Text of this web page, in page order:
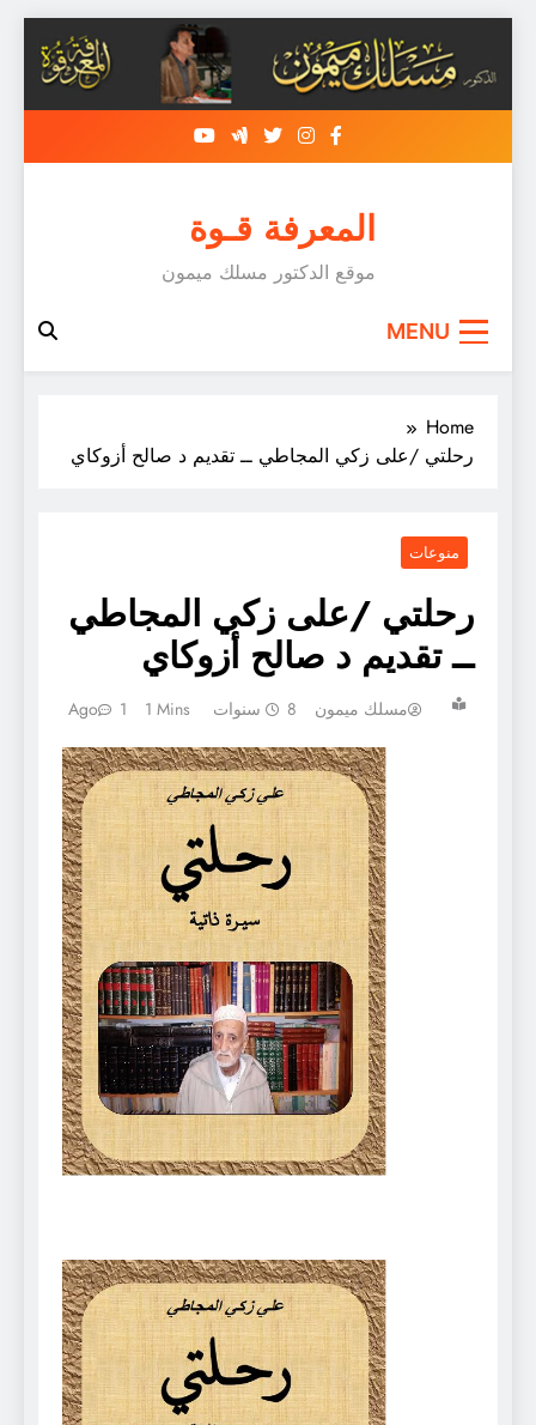
المعرفة قـوة
موقع الدكتور مسلك ميمون
MENU
Home
رحلتي /على زكي المجاطي ــ تقديم د صالح أزوكاي
منوعات
رحلتي /على زكي المجاطي
ــ تقديم د صالح أزوكاي
مسلك ميمون 8 سنوات Ago 1 1 Mins